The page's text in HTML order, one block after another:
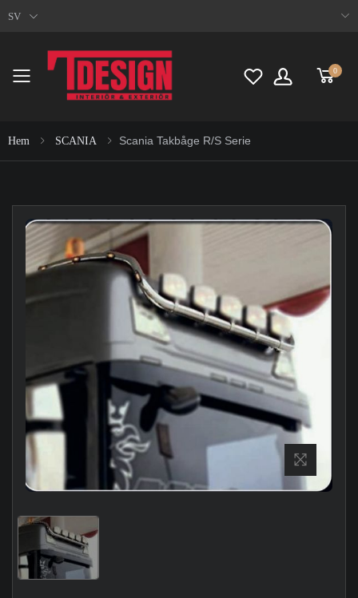
SV
Toggle mobile menu
0
Hem SCANIA Scania Takbåge R/S Serie